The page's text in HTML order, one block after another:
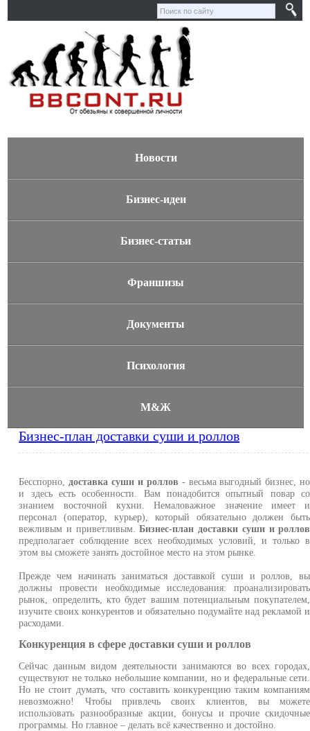
Новости
Бизнес-идеи
Бизнес-статьи
Франшизы
Документы
Психология
М&Ж
Бизнес-план доставки суши и роллов
Бесспорно, доставка суши и роллов - весьма выгодный бизнес, но
и здесь есть особенности. Вам понадобится опытный повар со
знанием восточной кухни. Немаловажное значение имеет и
персонал (оператор, курьер), который обязательно должен быть
вежливым и приветливым.Бизнес-план доставки суши и роллов
предполагает соблюдение всех необходимых условий, и только в
этом вы сможете занять достойное место на этом рынке.
Прежде чем начинать заниматься доставкой суши и роллов, вы
должны провести необходимые исследования: проанализировать
рынок, определить, кто будет вашим потенциальным покупателем,
изучите своих конкурентов и обязательно подумайте над рекламой и
расходами.
Конкуренция в сфере доставки суши и роллов
Сейчас данным видом деятельности занимаются во всех городах,
существуют не только небольшие компании, но и федеральные сети.
Но не стоит думать, что составить конкуренцию таким компаниям
невозможно! Чтобы привлечь своих клиентов, вы можете
использовать разнообразные акции, бонусы и прочие скидочные
программы. Но главное – делать всё качественно и достойно.